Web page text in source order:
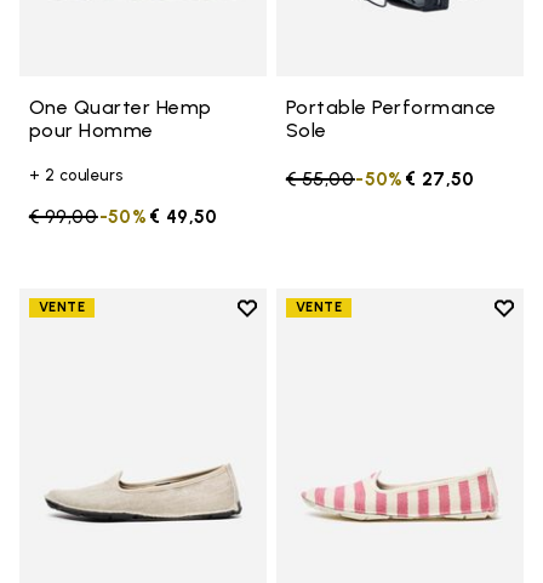
One Quarter Hemp
pour Homme
+ 2 couleurs
Price reduced from
€ 99,00to € 49,50
-50%
Portable Performance
Sole
Price reduced from
€ 55,00to € 27,50
-50%
VENTE
Add to wishlist
VENTE
Add